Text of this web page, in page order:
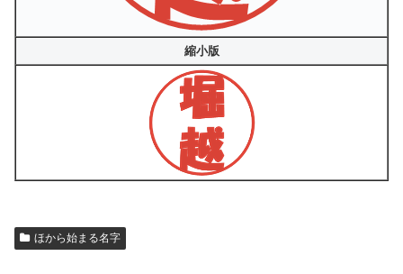
縮小版
ほから始まる名字